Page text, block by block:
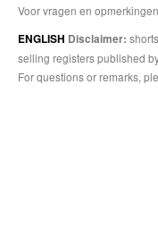
Voor vragen en
ENGLISH Disclaimer:
selling registers published
For questions or remarks,